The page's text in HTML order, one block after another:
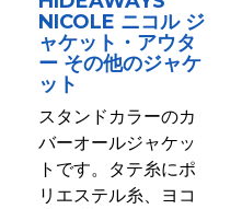
NICOLE ニコル ジ
ャケット・アウタ
ー その他のジャケ
ット
スタンドカラーのカ
バーオールジャケッ
トです。タテ糸にポ
リエステル糸、ヨコ